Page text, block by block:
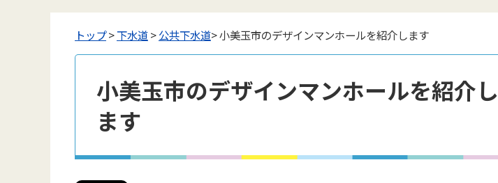
トップ>下水道>公共下水道> 小美玉市のデザインマンホールを紹介します
小美玉市のデザインマンホールを紹介し
ます